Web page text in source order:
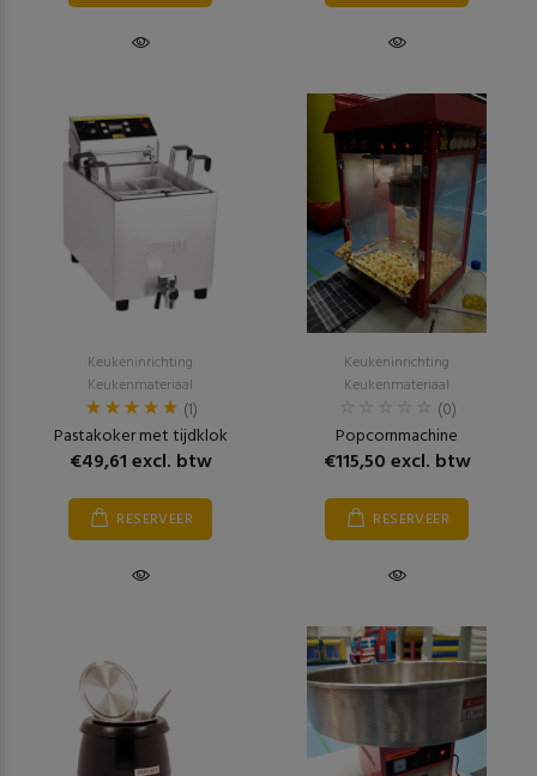
Keukeninrichting
Keukenmateriaal
(1)
Pastakoker met tijdklok
€49,61 excl. btw
RESERVEER
Keukeninrichting
Keukenmateriaal
(0)
Popcornmachine
€115,50 excl. btw
RESERVEER